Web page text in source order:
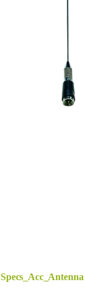
Specs_Acc_Antenna